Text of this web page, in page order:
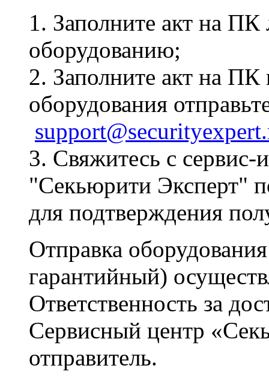
1. Заполните акт на
оборудованию;
2. Заполните акт на ПК
оборудования
3. Свяжитесь с
"Секьюрити Эксперт"
для подтверждения
Отправка
гарантийный)
Ответственность за
Сервисный центр
отправитель.